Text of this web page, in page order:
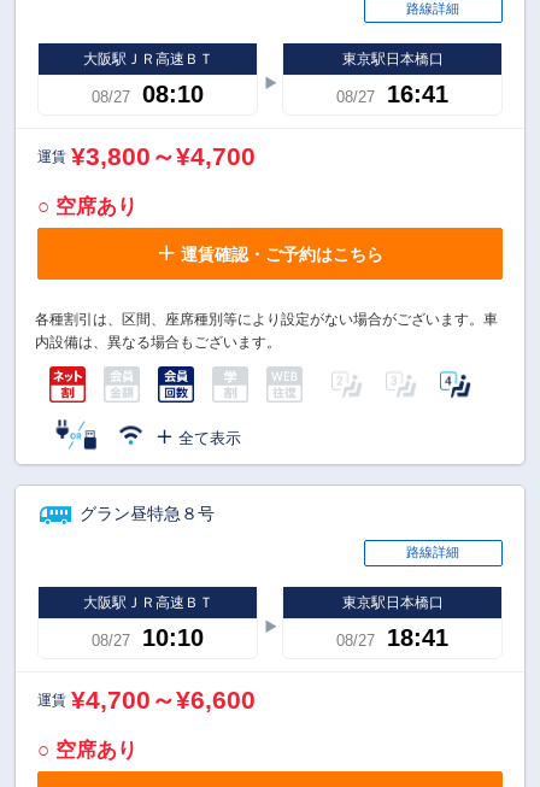
路線詳細
大阪駅ＪＲ高速ＢＴ
08/27 08:10
東京駅日本橋口
08/27 16:41
運賃 ¥3,800～¥4,700
○ 空席あり
運賃確認・ご予約はこちら
各種割引は、区間、座席種別等により設定がない場合がございます。車
内設備は、異なる場合もございます。
全て表示
グラン昼特急８号
路線詳細
大阪駅ＪＲ高速ＢＴ
08/27 10:10
東京駅日本橋口
08/27 18:41
運賃 ¥4,700～¥6,600
○ 空席あり